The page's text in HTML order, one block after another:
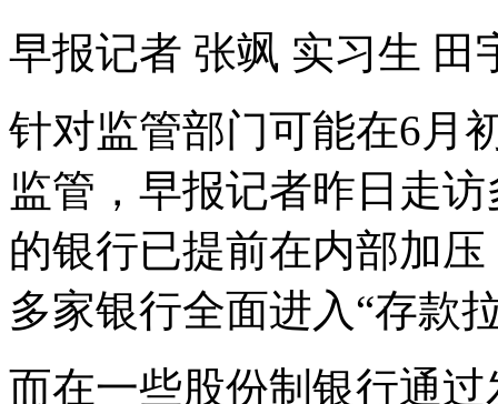
早报记者 张飒 实习生 田
针对监管部门可能在6月
监管，早报记者昨日走
的银行已提前在内部加
多家银行全面进入“存款
而在一些股份制银行通